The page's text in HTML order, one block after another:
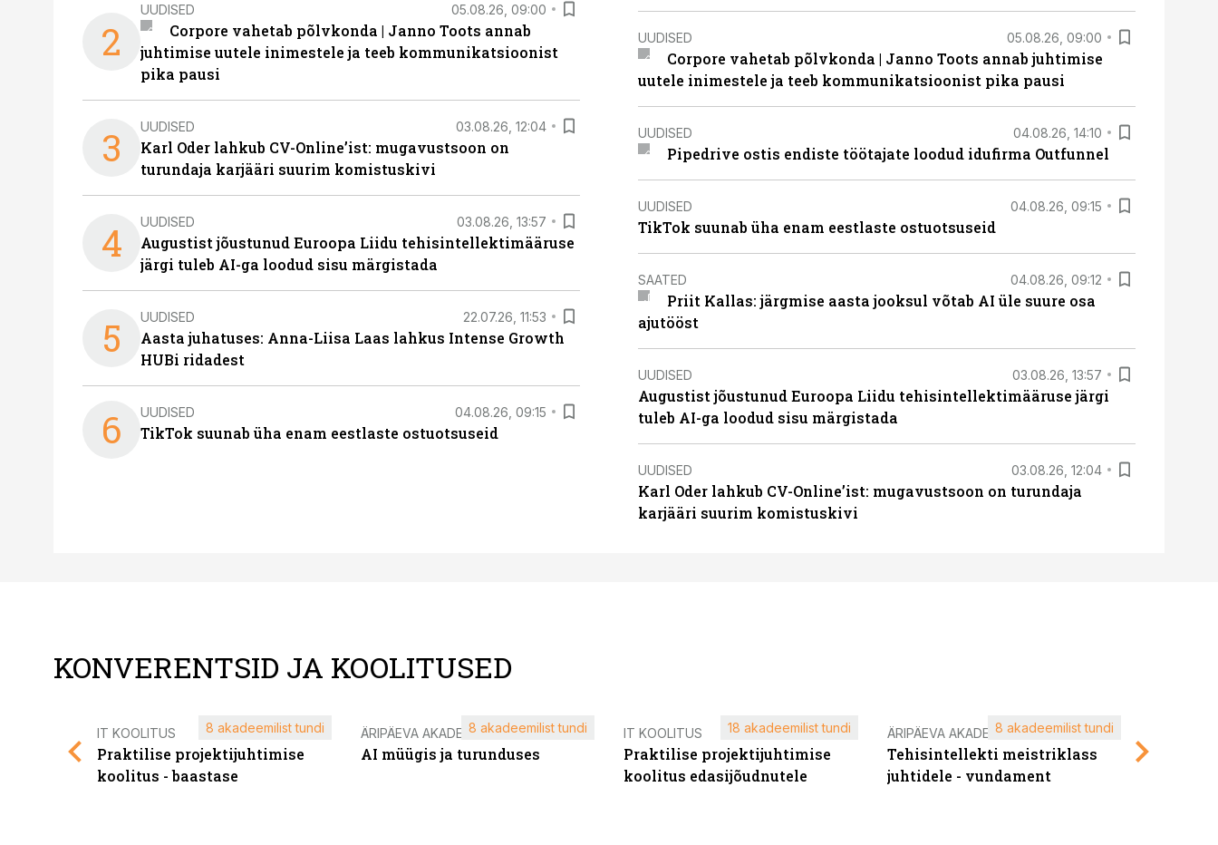
2
UUDISED 05.08.26, 09:00
Corpore vahetab põlvkonda | Janno Toots annab
juhtimise uutele inimestele ja teeb kommunikatsioonist
pika pausi
3 UUDISED 03.08.26, 12:04
Karl Oder lahkub CV-Online’ist: mugavustsoon on
turundaja karjääri suurim komistuskivi
4 UUDISED 03.08.26, 13:57
Augustist jõustunud Euroopa Liidu tehisintellektimääruse
järgi tuleb AI-ga loodud sisu märgistada
5 UUDISED 22.07.26, 11:53
Aasta juhatuses: Anna-Liisa Laas lahkus Intense Growth
HUBi ridadest
6 UUDISED 04.08.26, 09:15
TikTok suunab üha enam eestlaste ostuotsuseid
UUDISED 05.08.26, 09:00
Corpore vahetab põlvkonda | Janno Toots annab juhtimise
uutele inimestele ja teeb kommunikatsioonist pika pausi
UUDISED 04.08.26, 14:10
Pipedrive ostis endiste töötajate loodud idufirma Outfunnel
UUDISED 04.08.26, 09:15
TikTok suunab üha enam eestlaste ostuotsuseid
SAATED 04.08.26, 09:12
Priit Kallas: järgmise aasta jooksul võtab AI üle suure osa
ajutööst
UUDISED 03.08.26, 13:57
Augustist jõustunud Euroopa Liidu tehisintellektimääruse järgi
tuleb AI-ga loodud sisu märgistada
UUDISED 03.08.26, 12:04
Karl Oder lahkub CV-Online’ist: mugavustsoon on turundaja
karjääri suurim komistuskivi
KONVERENTSID JA KOOLITUSED
IT KOOLITUS
Praktilise projektijuhtimise
koolitus - baastase
8 akadeemilist tundi ÄRIPÄEVA AKADEEMIA
AI müügis ja turunduses
8 akadeemilist tundi IT KOOLITUS
Praktilise projektijuhtimise
koolitus edasijõudnutele
18 akadeemilist tundi ÄRIPÄEVA AKADEEMIA
Tehisintellekti meistriklass
juhtidele - vundament
8 akadeemilist tundi